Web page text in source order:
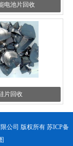
电池片回收
片回收
公司 版权所有 苏ICP备